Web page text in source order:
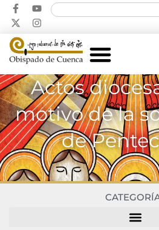
Actos
motivo de la
de